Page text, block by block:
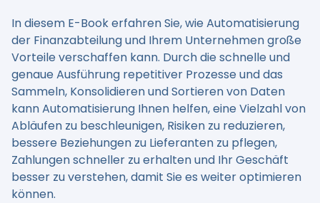
In diesem E-Book erfahren Sie, wie Automatisierung
der Finanzabteilung und Ihrem Unternehmen große
Vorteile verschaffen kann. Durch die schnelle und
genaue Ausführung repetitiver Prozesse und das
Sammeln, Konsolidieren und Sortieren von Daten
kann Automatisierung Ihnen helfen, eine Vielzahl von
Abläufen zu beschleunigen, Risiken zu reduzieren,
bessere Beziehungen zu Lieferanten zu pflegen,
Zahlungen schneller zu erhalten und Ihr Geschäft
besser zu verstehen, damit Sie es weiter optimieren
können.